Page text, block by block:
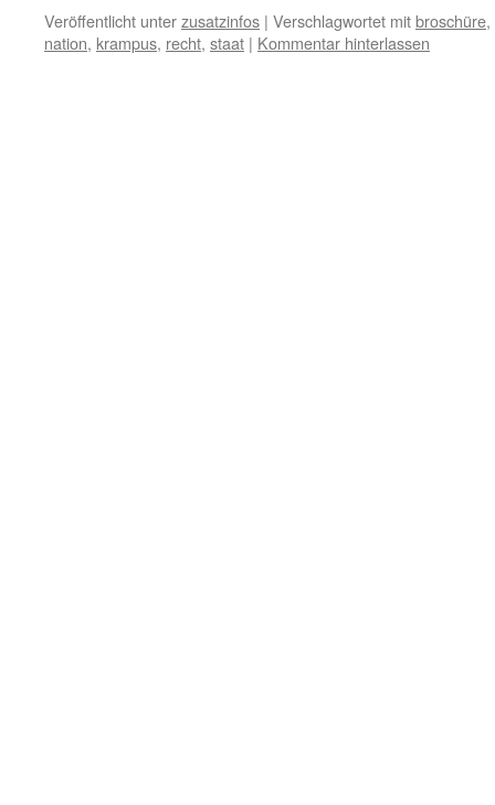
Veröffentlicht unterzusatzinfos | Verschlagwortet mitbroschüre,
nation, krampus, recht, staat | Kommentar hinterlassen